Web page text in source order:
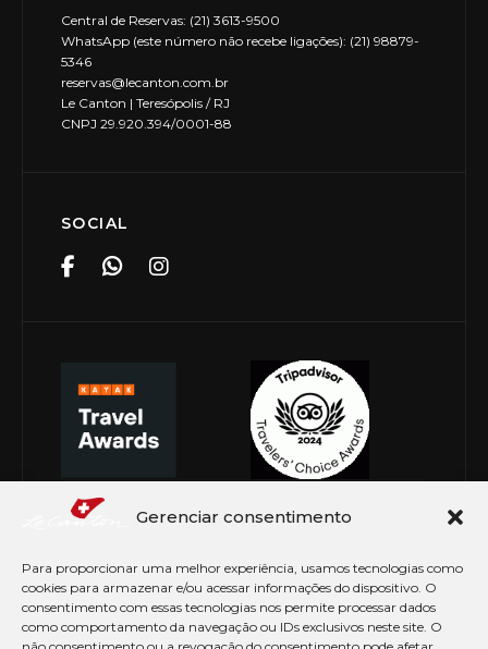
Gerenciar consentimento
Para proporcionar uma melhor experiência, usamos tecnologias como
cookies para armazenar e/ou acessar informações do dispositivo. O
consentimento com essas tecnologias nos permite processar dados
como comportamento da navegação ou IDs exclusivos neste site. O
Central de Reservas: (21) 3613-9500
WhatsApp (este número não recebe ligações): (21) 98879-
5346
reservas@lecanton.com.br
Le Canton | Teresópolis / RJ
CNPJ 29.920.394/0001-88
SOCIAL